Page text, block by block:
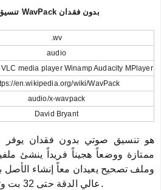
WV — تنسيق صوت WavPack بدون فقدان
.wv
audio
media player Winamp Audacity MPlayer
en.wikipedia.org/wiki/WavPack
audio/x-wavpack
David Bryant
ممتازة ووضعاً هجيناً فريداً ينشئ
وملف تصحيح يعيدان معاً إنشاء
عالي الدقة حتى 32 بت وترددات حتى 192 كيلوهرتز.